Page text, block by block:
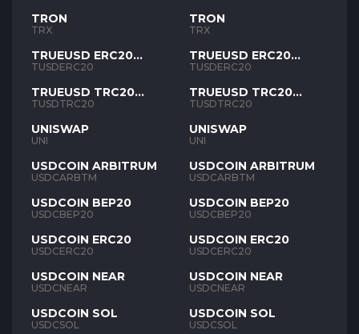
TRON
TRX
TRUEUSD ERC20
TUSD
TUSDERC20
TRUEUSD TRC20
TUSD
TUSDTRC20
UNISWAP
UNI
USDCOIN ARBITRUM
USDCARBTM
USDCOIN BEP20
USDCBEP20
USDCOIN ERC20
USDCERC20
USDCOIN NEAR
USDCNEAR
USDCOIN SOL
USDCSOL
TRON
TRX
TRUEUSD ERC20
TUSD
TUSDERC20
TRUEUSD TRC20
TUSD
TUSDTRC20
UNISWAP
UNI
USDCOIN ARBITRUM
USDCARBTM
USDCOIN BEP20
USDCBEP20
USDCOIN ERC20
USDCERC20
USDCOIN NEAR
USDCNEAR
USDCOIN SOL
USDCSOL